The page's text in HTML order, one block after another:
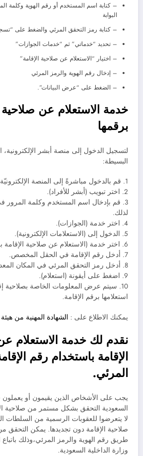
– كتابة اسم المستخدم أو رقم الهوية وكلمة
البوابة
– كتابة رمز التحقق المرئي والضغط على
– تحديد “خدماتي” ثم “خدمات الجوازات”
– اختيار “الاستعلام عن صلاحية الإقامة”
– إدخال رقم الهوية والرمز المرئي
– الضغط على “عرض البيانات”.
خدمة الاستعلام عن صلاحية
برقمها
لتسجيل الدخول إلى منصة أبشر الإلكترونية،
البسيطة:
1. قم بالدخول مباشرةً إلى المنصة الإلكترونيّة
2. اختر تبويب (أبشر للأفراد).
3. قم بإدخال اسم المستخدم وكلمة
لذلك.
4. اختر خدمة (الجوازات).
5. الدخول إلى (الاستعلامات الإلكترونية).
6. اختر خدمة (الاستعلام عن صلاحية الإقامة برقم الإقامة).
7. أدخل رقم الإقامة في الحقل المخصص.
8. أدخل رمز التحقق المرئي في المكان المعد له.
9. اضغط على أيقونة (استعلام).
10. سيتم عرض المعلومات الخاصة بصلاحية
استعلامها برقم الإقامة.
يمكنك الاطلاع على : الشهادة المهنية من
نقدم لك خدمة الاستعلام
الإقامة باستخدام رقم
المرئي.
يجب على الأشخاص الذين يقيمون أو يعملون
السعودية التحقق بشكل مستمر من صلاحية
لا يتعرضوا للعقوبات الرسمية من السلطات
صلاحية الإقامة دون تجديدها. يمكن التحقق
طريق رقم الهوية والرمز المرئي،وذلك باتباع
وزارة الداخلية السعودية.